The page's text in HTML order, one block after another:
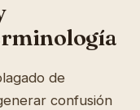
de
confusión